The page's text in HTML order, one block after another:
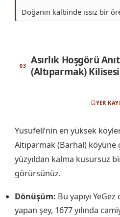
Doğanın kalbinde ıssız bir
Asırlık Hoşgörü
(Altıparmak) Kilisesi
YER
Yusufeli’nin en yüksek
Altıparmak (Barhal) köyüne
yüzyıldan kalma kusursuz
görürsünüz.
Dönüşüm: Bu yapıyı
yapan şey, 1677 yılında